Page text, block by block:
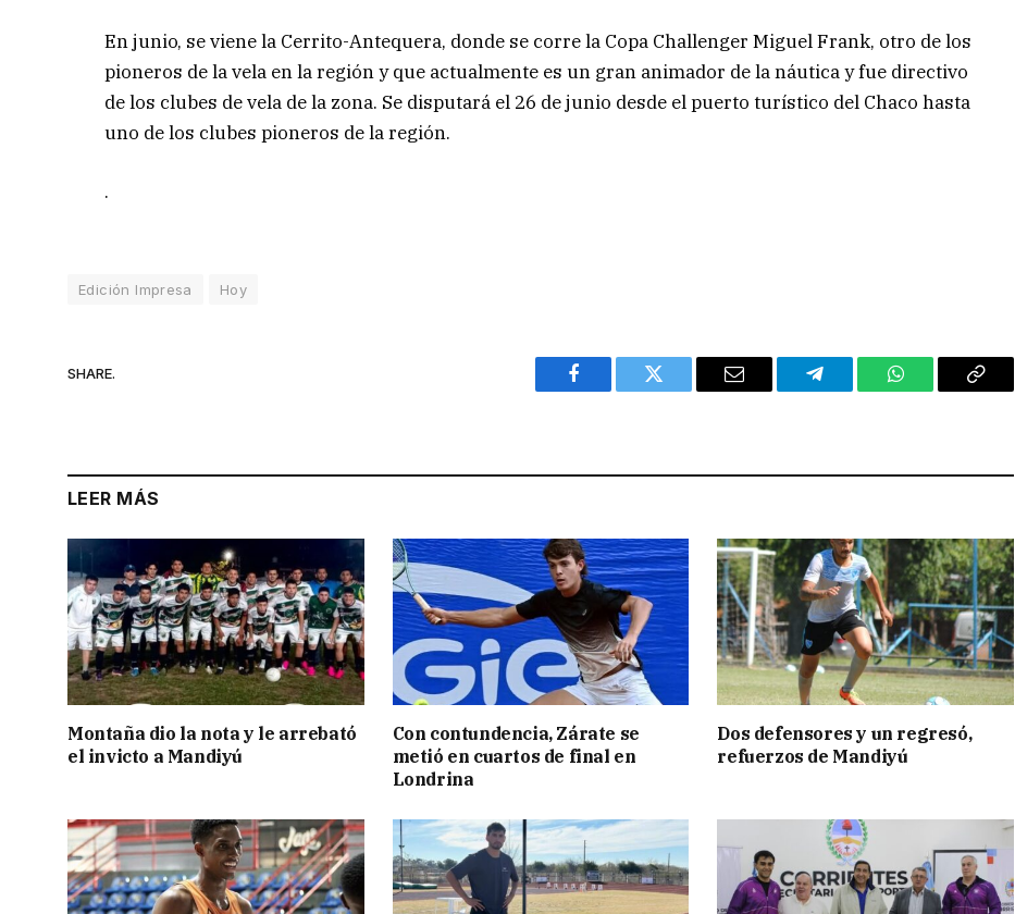
En junio, se viene la Cerrito-Antequera, donde se corre la Copa Challenger Miguel Frank, otro de los
pioneros de la vela en la región y que actualmente es un gran animador de la náutica y fue directivo
de los clubes de vela de la zona. Se disputará el 26 de junio desde el puerto turístico del Chaco hasta
uno de los clubes pioneros de la región.
.
Edición Impresa Hoy
SHARE.
Facebook Twitter Email Telegram WhatsAppCopy
LEER MÁS
Montaña dio la nota y le arrebató
el invicto a Mandiyú
Con contundencia, Zárate se
metió en cuartos de final en
Londrina
Dos defensores y un regresó,
refuerzos de Mandiyú